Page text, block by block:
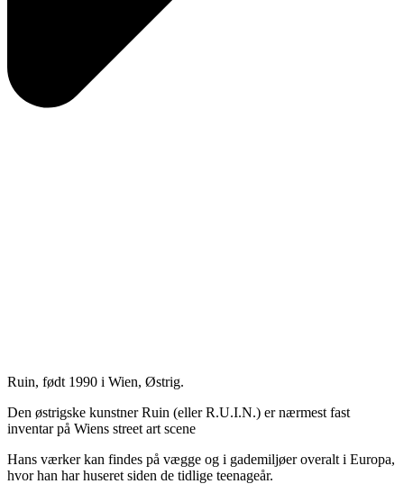
Ruin, født 1990 i Wien, Østrig.
Den østrigske kunstner Ruin (eller R.U.I.N.) er nærmest fast
inventar på Wiens street art scene
Hans værker kan findes på vægge og i gademiljøer overalt i Europa,
hvor han har huseret siden de tidlige teenageår.